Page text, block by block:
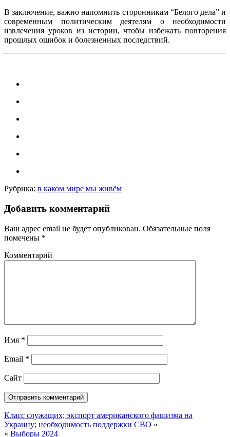
В заключение, важно напомнить сторонникам “Белого дела” и
современным политическим деятелям о необходимости
извлечения уроков из истории, чтобы избежать повторения
прошлых ошибок и болезненных последствий.
Рубрика: в каком мире мы живём
Добавить комментарий
Ваш адрес email не будет опубликован. Обязательные поля
помечены *
Комментарий
Имя *
Email *
Сайт
Класс служащих; экспорт американского фашизма на
Украину; необходимость поддержки СВО »
« Выборы 2024